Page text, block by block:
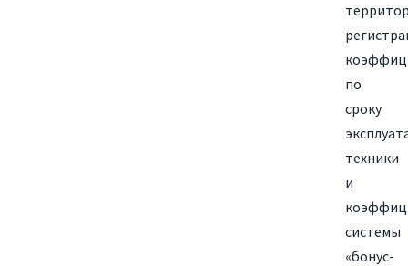
по
сроку
техники
и
системы
«бонус-